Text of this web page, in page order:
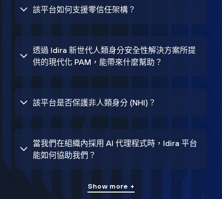
該平台如何支援零信任架構？
透過 Idira 新世代人類身分安全性解決方案所提
供的現代化 PAM，能帶來什麼幫助？
該平台是否保護非人類身分 (NHI)？
當我們在組織內採用 AI 代理程式時，Idira 平台
能如何協助我們？
Show more +